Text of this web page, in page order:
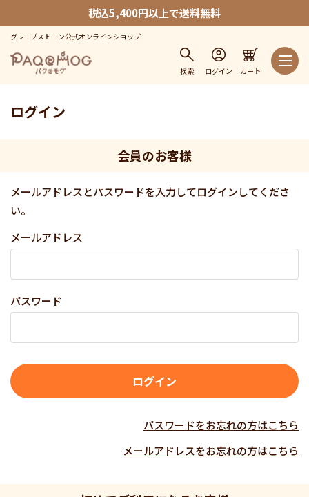
税込5,400円以上で送料無料
グレープストーン公式オンラインショップ
検索 ログイン カート
ログイン
会員のお客様
メールアドレスとパスワードを入力してログインしてくださ
い。
メールアドレス
パスワード
パスワードをお忘れの方はこちら
メールアドレスをお忘れの方はこちら